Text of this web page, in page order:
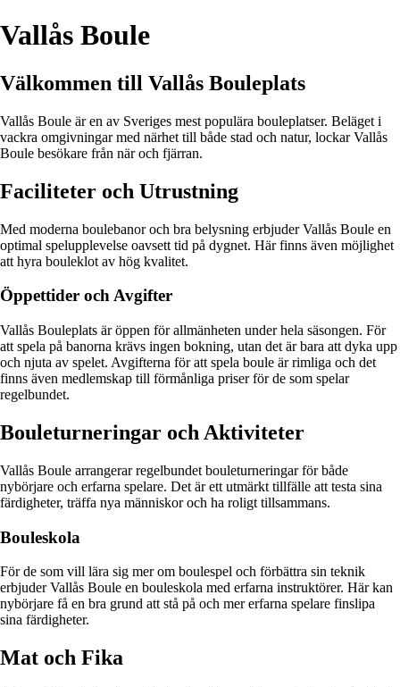
Vallås Boule
Välkommen till Vallås Bouleplats
Vallås Boule är en av Sveriges mest populära bouleplatser. Beläget i
vackra omgivningar med närhet till både stad och natur, lockar Vallås
Boule besökare från när och fjärran.
Faciliteter och Utrustning
Med moderna boulebanor och bra belysning erbjuder Vallås Boule en
optimal spelupplevelse oavsett tid på dygnet. Här finns även möjlighet
att hyra bouleklot av hög kvalitet.
Öppettider och Avgifter
Vallås Bouleplats är öppen för allmänheten under hela säsongen. För
att spela på banorna krävs ingen bokning, utan det är bara att dyka upp
och njuta av spelet. Avgifterna för att spela boule är rimliga och det
finns även medlemskap till förmånliga priser för de som spelar
regelbundet.
Bouleturneringar och Aktiviteter
Vallås Boule arrangerar regelbundet bouleturneringar för både
nybörjare och erfarna spelare. Det är ett utmärkt tillfälle att testa sina
färdigheter, träffa nya människor och ha roligt tillsammans.
Bouleskola
För de som vill lära sig mer om boulespel och förbättra sin teknik
erbjuder Vallås Boule en bouleskola med erfarna instruktörer. Här kan
nybörjare få en bra grund att stå på och mer erfarna spelare finslipa
sina färdigheter.
Mat och Fika